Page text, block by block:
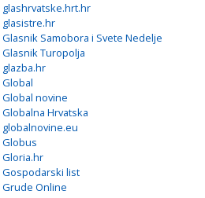
glashrvatske.hrt.hr
glasistre.hr
Glasnik Samobora i Svete Nedelje
Glasnik Turopolja
glazba.hr
Global
Global novine
Globalna Hrvatska
globalnovine.eu
Globus
Gloria.hr
Gospodarski list
Grude Online